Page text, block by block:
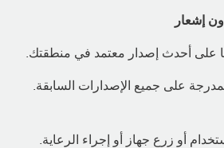
إشعار
على أحدث إصدار معتمد في منطقتك
.قد لا تُطبّق المعلومات المدرجة على جميع الإصدارات السابقة
.راجع المطبوعات قبل استخدام أو زرع جهاز أو إجراء الرعاية